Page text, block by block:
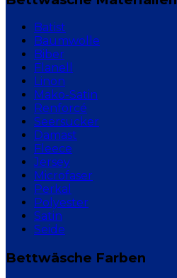
Batist
Baumwolle
Biber
Flanell
Linon
Mako-Satin
Renforcé
Seersucker
Damast
Fleece
Jersey
Microfaser
Perkal
Polyester
Satin
Seide
Bettwäsche Farben